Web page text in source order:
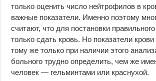
только оценить число нейтрофилов в
важные показатели. Именно поэтому
считают, что для постановки
только сдать кровь. Но показатели
тому же только при наличии этого
больного трудно определить, чем же
человек — гельминтами или краснухой.